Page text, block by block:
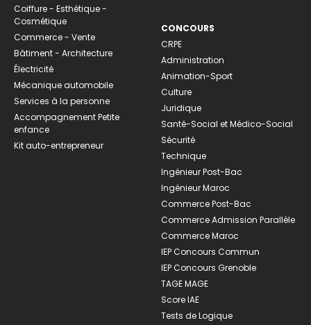
Coiffure - Esthétique -
Cosmétique
Commerce - Vente
Bâtiment - Architecture
Électricité
Mécanique automobile
Services à la personne
Accompagnement Petite
enfance
Kit auto-entrepreneur
CONCOURS
CRPE
Administration
Animation-Sport
Culture
Juridique
Santé-Social et Médico-Social
Sécurité
Technique
Ingénieur Post-Bac
Ingénieur Maroc
Commerce Post-Bac
Commerce Admission Parallèle
Commerce Maroc
IEP Concours Commun
IEP Concours Grenoble
TAGE MAGE
Score IAE
Tests de Logique